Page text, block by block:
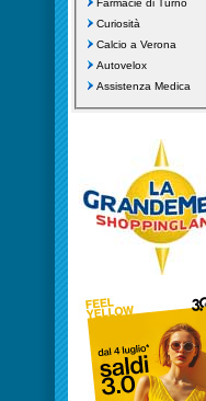
Curiosità
Calcio a Verona
Autovelox
Assistenza Medica